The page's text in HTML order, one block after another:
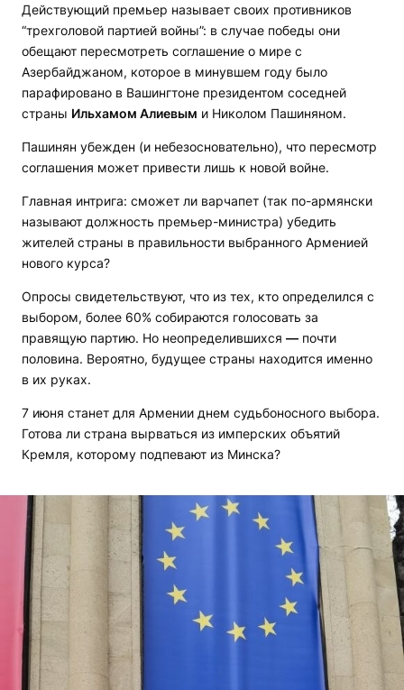
Действующий премьер называет своих противников
“трехголовой партией войны”: в случае победы они
обещают пересмотреть соглашение о мире с
Азербайджаном, которое в минувшем году было
парафировано в Вашингтоне президентом соседней
страны Ильхамом Алиевым и Николом Пашиняном.
Пашинян убежден (и небезосновательно), что пересмотр
соглашения может привести лишь к новой войне.
Главная интрига: сможет ли варчапет (так по-армянски
называют должность премьер-министра) убедить
жителей страны в правильности выбранного Арменией
нового курса?
Опросы свидетельствуют, что из тех, кто определился с
выбором, более 60% собираются голосовать за
правящую партию. Но неопределившихся — почти
половина. Вероятно, будущее страны находится именно
в их руках.
7 июня станет для Армении днем судьбоносного выбора.
Готова ли страна вырваться из имперских объятий
Кремля, которому подпевают из Минска?